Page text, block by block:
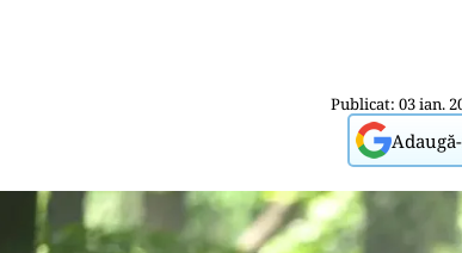
Publicat: 03 ian.